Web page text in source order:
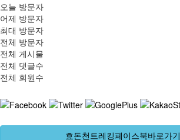
오늘 방문자
어제 방문자
최대 방문자
전체 방문자
전체 게시물
전체 댓글수
전체 회원수
효돈천트레킹페이스북바로가기